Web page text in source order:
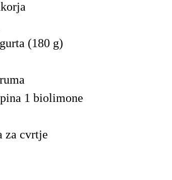
(180 g)
1 biolimone
za cvrtje